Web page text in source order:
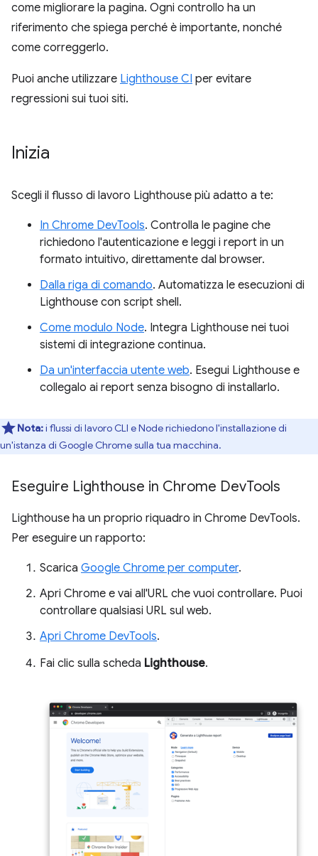
come migliorare la pagina. Ogni controllo ha un
riferimento che spiega perché è importante, nonché
come correggerlo.
Puoi anche utilizzare Lighthouse CI per evitare
regressioni sui tuoi siti.
Inizia
Scegli il flusso di lavoro Lighthouse più adatto a te:
In Chrome DevTools. Controlla le pagine che
richiedono l'autenticazione e leggi i report in un
formato intuitivo, direttamente dal browser.
Dalla riga di comando. Automatizza le esecuzioni di
Lighthouse con script shell.
Come modulo Node. Integra Lighthouse nei tuoi
sistemi di integrazione continua.
Da un'interfaccia utente web. Esegui Lighthouse e
collegalo ai report senza bisogno di installarlo.
Nota:i flussi di lavoro CLI e Node richiedono l'installazione di
un'istanza di Google Chrome sulla tua macchina.
Eseguire Lighthouse in Chrome DevTools
Lighthouse ha un proprio riquadro in Chrome DevTools.
Per eseguire un rapporto:
Scarica Google Chrome per computer.
Apri Chrome e vai all'URL che vuoi controllare. Puoi
controllare qualsiasi URL sul web.
Apri Chrome DevTools.
Fai clic sulla scheda Lighthouse.